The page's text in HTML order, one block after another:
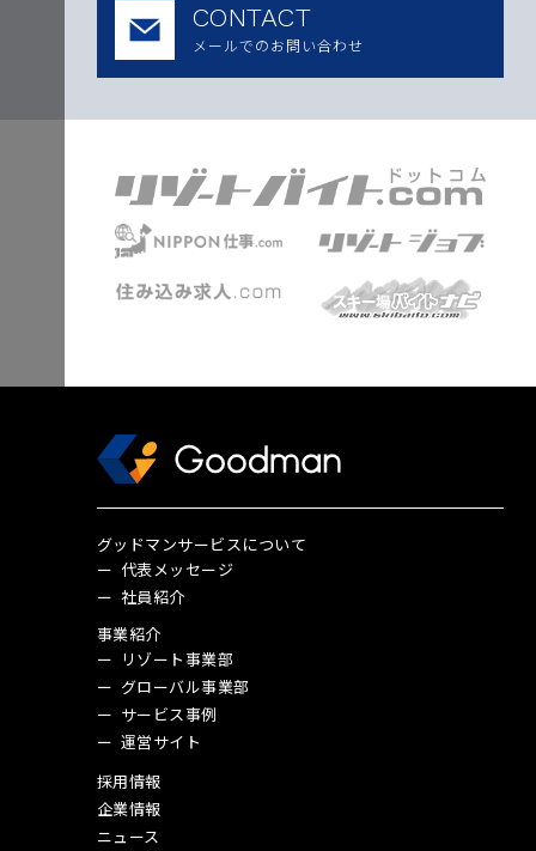
CONTACT
メールでのお問い合わせ
グッドマンサービスについて
代表メッセージ
社員紹介
事業紹介
リゾート事業部
グローバル事業部
サービス事例
運営サイト
採用情報
企業情報
ニュース